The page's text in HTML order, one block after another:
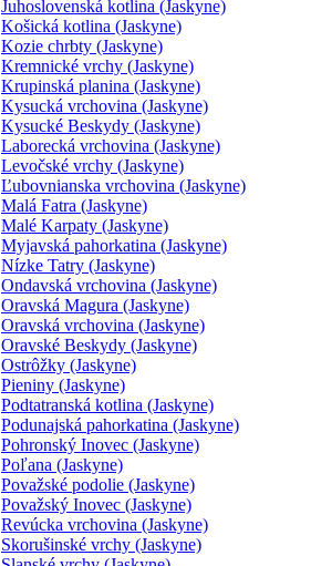
Juhoslovenská kotlina (Jaskyne)
Košická kotlina (Jaskyne)
Kozie chrbty (Jaskyne)
Kremnické vrchy (Jaskyne)
Krupinská planina (Jaskyne)
Kysucká vrchovina (Jaskyne)
Kysucké Beskydy (Jaskyne)
Laborecká vrchovina (Jaskyne)
Levočské vrchy (Jaskyne)
Ľubovnianska vrchovina (Jaskyne)
Malá Fatra (Jaskyne)
Malé Karpaty (Jaskyne)
Myjavská pahorkatina (Jaskyne)
Nízke Tatry (Jaskyne)
Ondavská vrchovina (Jaskyne)
Oravská Magura (Jaskyne)
Oravská vrchovina (Jaskyne)
Oravské Beskydy (Jaskyne)
Ostrôžky (Jaskyne)
Pieniny (Jaskyne)
Podtatranská kotlina (Jaskyne)
Podunajská pahorkatina (Jaskyne)
Pohronský Inovec (Jaskyne)
Poľana (Jaskyne)
Považské podolie (Jaskyne)
Považský Inovec (Jaskyne)
Revúcka vrchovina (Jaskyne)
Skorušinské vrchy (Jaskyne)